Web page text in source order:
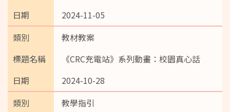
2024-11-05
教材教案
《CRC充電站》系列動畫：校園真心話
2024-10-28
教學指引